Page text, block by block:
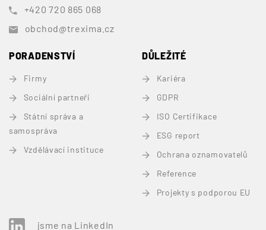
+420 720 865 068
obchod@trexima.cz
PORADENSTVÍ
Firmy
Sociální partneři
Státní správa a
samospráva
Vzdělávací instituce
DŮLEŽITÉ
Kariéra
GDPR
ISO Certifikace
ESG report
Ochrana oznamovatelů
Reference
Projekty s podporou EU
jsme na LinkedIn